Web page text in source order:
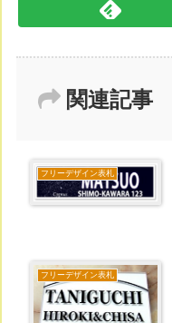
関連記事
フリーデザイン表札
フリーデザイン表札